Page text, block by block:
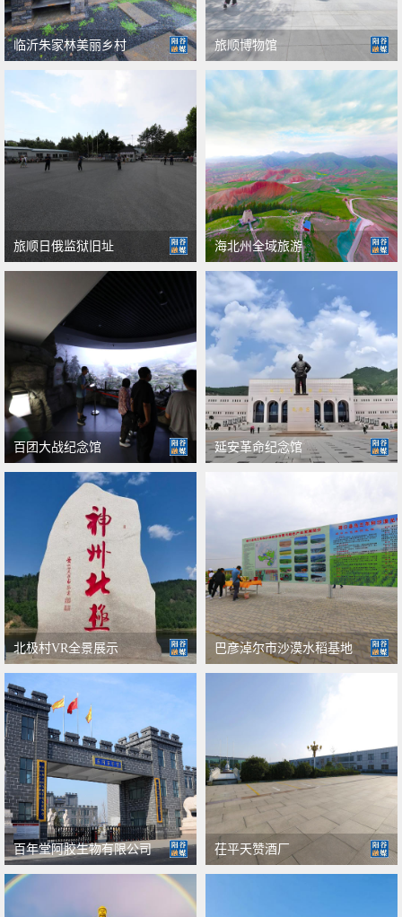
临沂朱家林美丽乡村 旅顺博物馆
旅顺日俄监狱旧址 海北州全域旅游
百团大战纪念馆 延安革命纪念馆
北极村VR全景展示 巴彦淖尔市沙漠水稻基地
百年堂阿胶生物有限公司 茌平天赞酒厂